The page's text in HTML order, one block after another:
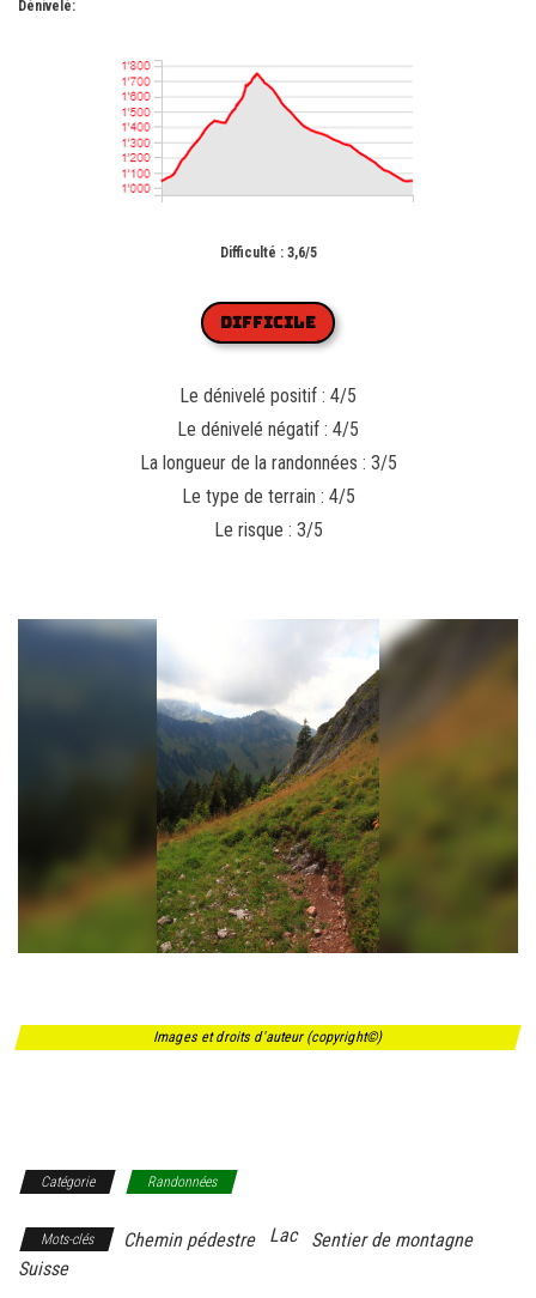
Dénivelé:
Difficulté : 3,6/5
DIFFICILE
Le dénivelé positif : 4/5
Le dénivelé négatif : 4/5
La longueur de la randonnées : 3/5
Le type de terrain : 4/5
Le risque : 3/5
Images et droits d'auteur (copyright©)
Catégorie Randonnées
Mots-clés Chemin pédestre Lac
Sentier de montagne
Suisse